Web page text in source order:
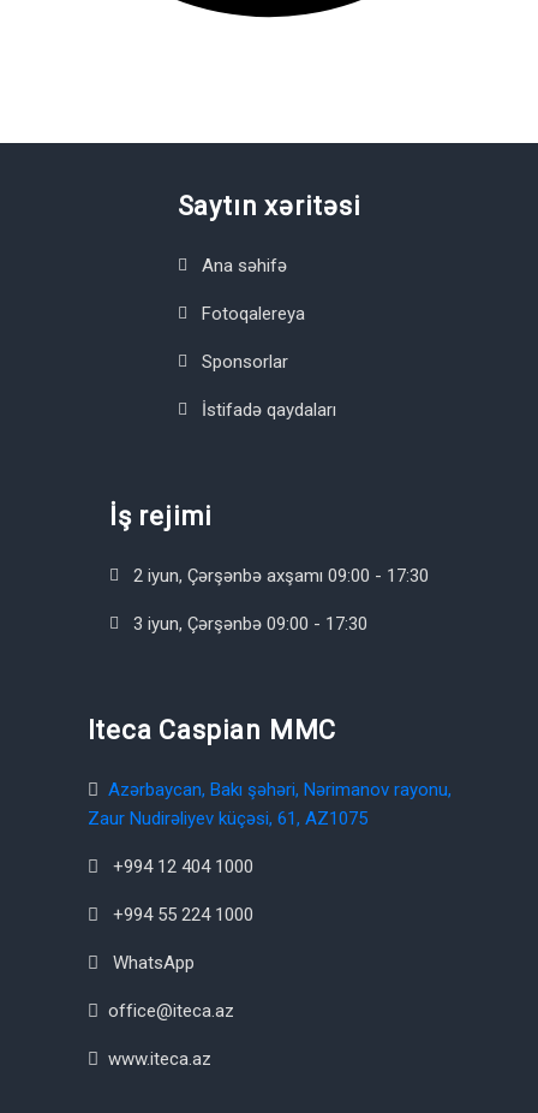
Saytın xəritəsi
Ana səhifə
Fotoqalereya
Sponsorlar
İstifadə qaydaları
İş rejimi
2 iyun, Çərşənbə axşamı 09:00 - 17:30
3 iyun, Çərşənbə 09:00 - 17:30
Iteca Caspian MMC
Azərbaycan, Bakı şəhəri, Nərimanov rayonu,
Zaur Nudirəliyev küçəsi, 61, AZ1075
+994 12 404 1000
+994 55 224 1000
WhatsApp
office@iteca.az
www.iteca.az